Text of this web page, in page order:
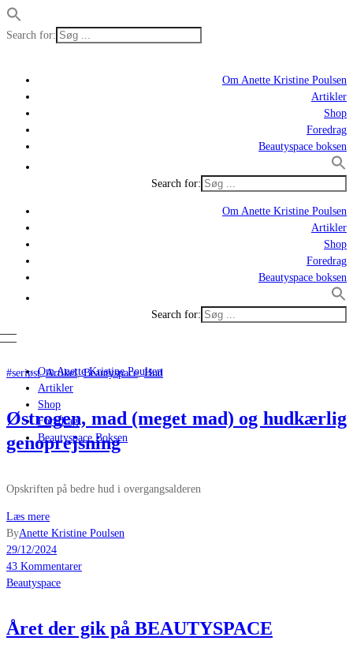
Search for:
Om Anette Kristine Poulsen
Artikler
Shop
Foredrag
Beautyspace boksen
Search for:
Om Anette Kristine Poulsen
Artikler
Shop
Foredrag
Beautyspace boksen
Search for:
Om Anette Kristine Poulsen
Artikler
Shop
Foredrag
Beautyspace Boksen
#seriøst,Artikel,Beautyspace,Hud
Østrogen, mad (meget mad) og hudkærlig
genoprejsning
Opskriften på bedre hud i overgangsalderen
Læs mere
ByAnette Kristine Poulsen
29/12/2024
43 Kommentarer
Beautyspace
Året der gik på BEAUTYSPACE